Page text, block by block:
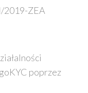
2019-ZEA
poprzez